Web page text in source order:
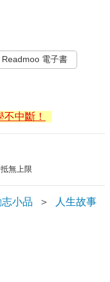
Readmoo 電子書
中斷！
無上限
志小品 ＞ 人生故事